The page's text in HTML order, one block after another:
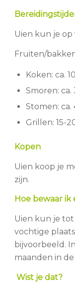
Uien kun je
Fruiten/
Koken: ca.
Smoren:
Stomen:
Grillen: 15-
Kopen
Uien koop je
zijn.
Hoe bewaar ik
Uien kun je tot
vochtige
bijvoorbeeld.
maanden in de
Wist je dat?